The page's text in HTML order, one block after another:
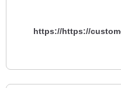
https://https://